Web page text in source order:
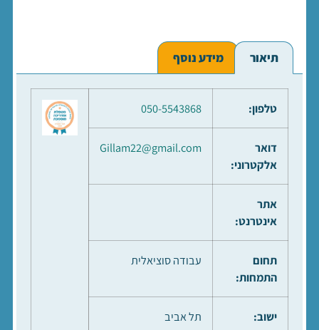
תיאור מידע נוסף
טלפון: 050-5543868
דואר
אלקטרוני:
Gillam22@gmail.com
אתר
אינטרנט:
תחום
התמחות:
עבודה סוציאלית
ישוב: תל אביב